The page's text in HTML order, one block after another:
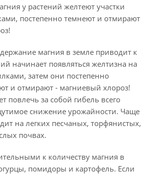
у растений желтеют участки
постепенно темнеют и отмирают
магния в земле приводит к
начинает появляться желтизна на
затем они постепенно
и отмирают - магниевый хлороз!
повлечь за собой гибель всего
снижение урожайности. Чаще
на легких песчаных, торфянистых,
почвах.
к количеству магния в
помидоры и картофель. Если